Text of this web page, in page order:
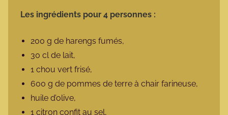
Les ingrédients pour 4 personnes :
200 g de harengs fumés,
30 cl de lait,
1 chou vert frisé,
600 g de pommes de terre à chair farineuse,
huile d’olive,
1 citron confit au sel,